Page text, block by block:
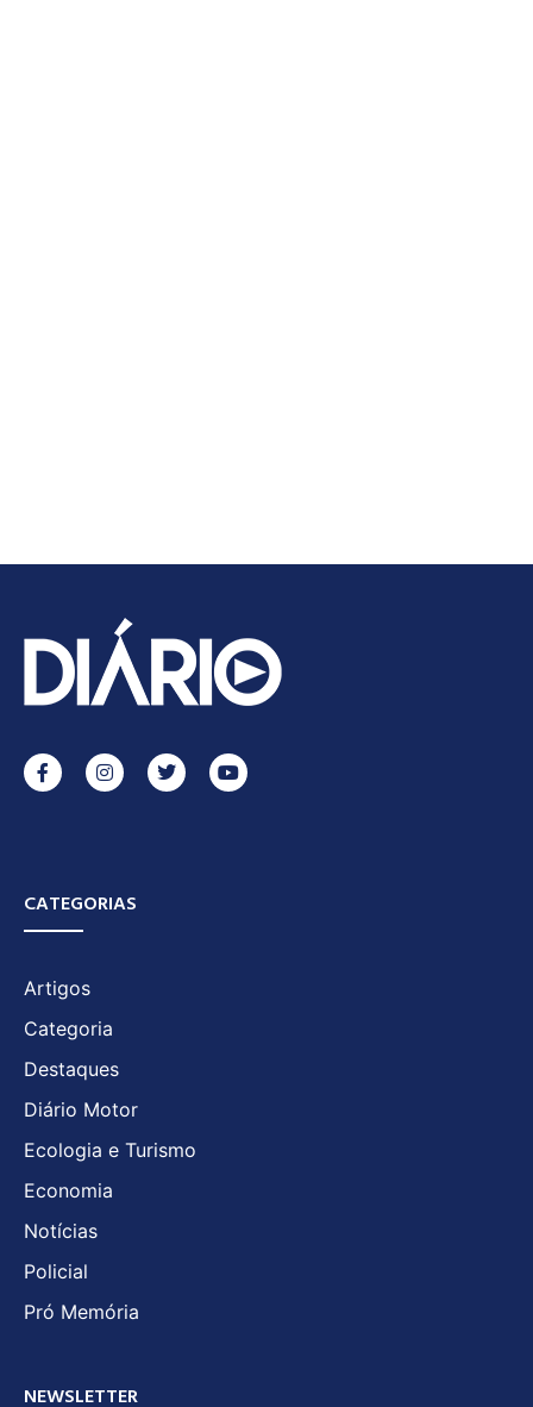
CATEGORIAS
Artigos
Categoria
Destaques
Diário Motor
Ecologia e Turismo
Economia
Notícias
Policial
Pró Memória
NEWSLETTER